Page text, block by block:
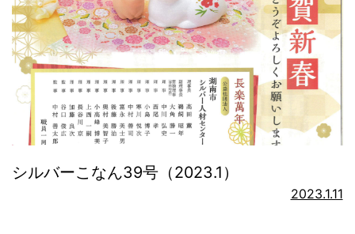
シルバーこなん39号（2023.1）
2023.1.11